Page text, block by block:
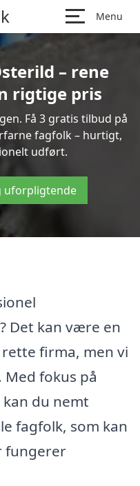
Menu
– rene
rigtige pris
Få 3 gratis tilbud på
fagfolk – hurtigt,
udført.
uforpligtende
Det kan være en
firma, men vi
fokus på
du nemt
fagfolk, som kan
fungerer